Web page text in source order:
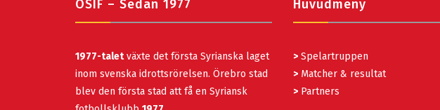
ÖSIF – Sedan 1977
1977-taletväxte det första Syrianska laget
inom svenska idrottsrörelsen. Örebro stad
blev den första stad att få en Syriansk
Huvudmeny
> Spelartruppen
> Matcher & resultat
> Partners